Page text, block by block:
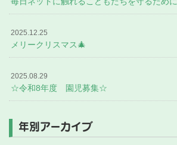
2025.12.25
メリークリスマス🎄
2025.08.29
☆令和8年度 園児募集☆
年別アーカイブ